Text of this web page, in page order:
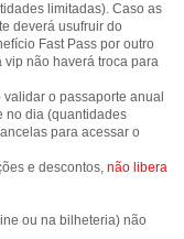
limitadas). Caso as
deverá usufruir do
Fast Pass por outro
não haverá troca para
o passaporte anual
no dia (quantidades
para acessar o
e descontos, não libera
ou na bilheteria) não